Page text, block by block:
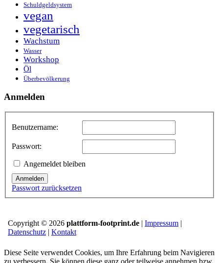
Schuldgeldsystem
vegan
vegetarisch
Wachstum
Wasser
Workshop
Öl
Überbevölkerung
Anmelden
Benutzername:
Passwort:
Angemeldet bleiben
Anmelden
Passwort zurücksetzen
Copyright © 2026 plattform-footprint.de | Impressum |
Datenschutz | Kontakt
Diese Seite verwendet Cookies, um Ihre Erfahrung beim Navigieren
zu verbessern. Sie können diese ganz oder teilweise annehmen bzw.